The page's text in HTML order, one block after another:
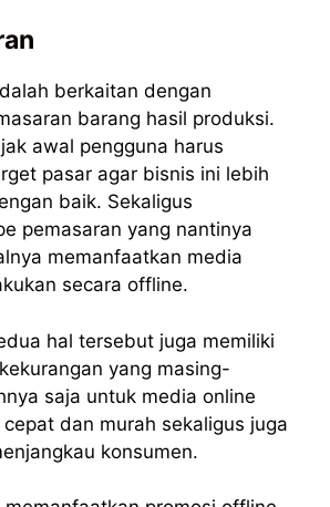
berkaitan dengan
barang hasil produksi.
awal pengguna harus
pasar agar bisnis ini lebih
baik. Sekaligus
pemasaran yang nantinya
memanfaatkan media
secara offline.
hal tersebut juga memiliki
yang masing-
saja untuk media online
dan murah sekaligus juga
konsumen.